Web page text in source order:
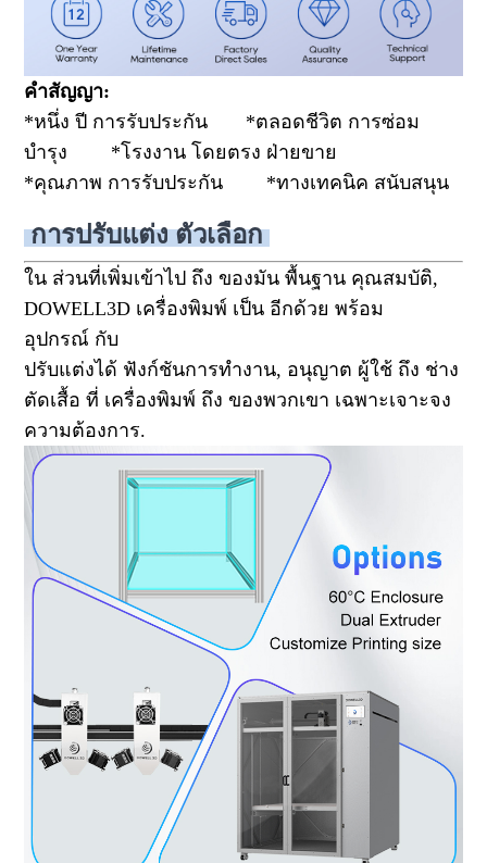
คำสัญญา:
*หนึ่ง ปี การรับประกัน *ตลอดชีวิต การซ่อม
บำรุง *โรงงาน โดยตรง ฝ่ายขาย
*คุณภาพ การรับประกัน *ทางเทคนิค สนับสนุน
การปรับแต่ง ตัวเลือก
ใน ส่วนที่เพิ่มเข้าไป ถึง ของมัน พื้นฐาน คุณสมบัติ,
DOWELL3D เครื่องพิมพ์ เป็น อีกด้วย พร้อม
อุปกรณ์ กับ
ปรับแต่งได้ ฟังก์ชันการทำงาน, อนุญาต ผู้ใช้ ถึง ช่าง
ตัดเสื้อ ที่ เครื่องพิมพ์ ถึง ของพวกเขา เฉพาะเจาะจง
ความต้องการ.